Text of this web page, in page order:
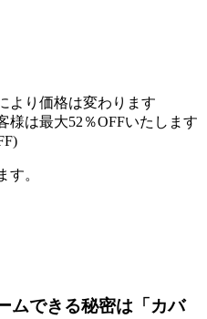
より価格は変わります
は最大52％OFFいたします
す。
ムできる秘密は「カバ